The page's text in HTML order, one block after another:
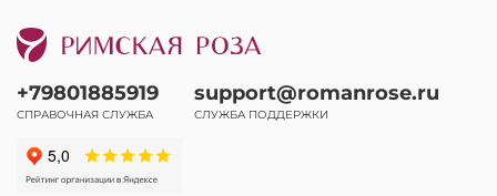
+79801885919
СПРАВОЧНАЯ СЛУЖБА
support@romanrose.ru
СЛУЖБА ПОДДЕРЖКИ